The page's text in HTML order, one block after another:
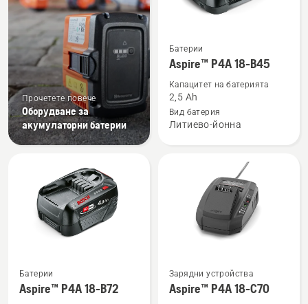
Прочетете повече
Оборудване за
акумулаторни батерии
Вижте
повече
за
Aspire™
P4A
Батерии
Aspire™ P4A 18-B45
Капацитет на батерията
2,5 Ah
Вид батерия
Литиево-йонна
Вижте
повече
Батерии
Aspire™ P4A 18-B72
Вижте
повече
Зарядни устройства
Aspire™ P4A 18-C70